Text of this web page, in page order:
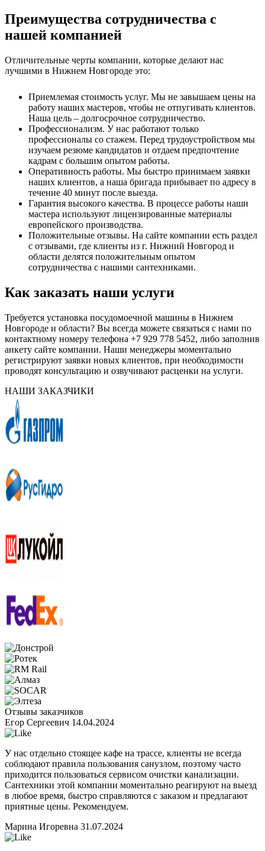
Преимущества сотрудничества с
нашей компанией
Отличительные черты компании, которые делают нас
лучшими в Нижнем Новгороде это:
Приемлемая стоимость услуг. Мы не завышаем цены на
работу наших мастеров, чтобы не отпугивать клиентов.
Наша цель – долгосрочное сотрудничество.
Профессионализм. У нас работают только
профессионалы со стажем. Перед трудоустройством мы
изучаем резюме кандидатов и отдаем предпочтение
кадрам с большим опытом работы.
Оперативность работы. Мы быстро принимаем заявки
наших клиентов, а наша бригада прибывает по адресу в
течение 40 минут после выезда.
Гарантия высокого качества. В процессе работы наши
мастера используют лицензированные материалы
европейского производства.
Положительные отзывы. На сайте компании есть раздел
с отзывами, где клиенты из г. Нижний Новгород и
области делятся положительным опытом
сотрудничества с нашими сантехниками.
Как заказать наши услуги
Требуется установка посудомоечной машины в Нижнем
Новгороде и области? Вы всегда можете связаться с нами по
контактному номеру телефона +7 929 778 5452, либо заполнив
анкету сайте компании. Наши менеджеры моментально
регистрируют заявки новых клиентов, при необходимости
проводят консультацию и озвучивают расценки на услуги.
НАШИ ЗАКАЗЧИКИ
Отзывы заказчиков
Егор Сергеевич 14.04.2024
У нас отдельно стоящее кафе на трассе, клиенты не всегда
соблюдают правила пользования санузлом, поэтому часто
приходится пользоваться сервисом очистки канализации.
Сантехники этой компании моментально реагируют на выезд
в любое время, быстро справляются с заказом и предлагают
приятные цены. Рекомендуем.
Марина Игоревна 31.07.2024